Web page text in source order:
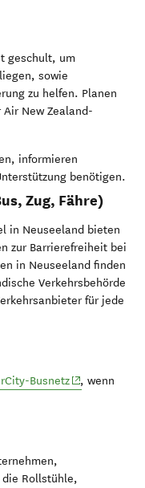
in new window)
geschult, um
sowie
zu helfen. Planen
New Zealand-
informieren
benötigen.
Zug, Fähre)
in Neuseeland bieten
zur Barrierefreiheit bei
in Neuseeland finden
Verkehrsbehörde
in new window)für jede
Busnetz(opens in new
, wenn
die Rollstühle,